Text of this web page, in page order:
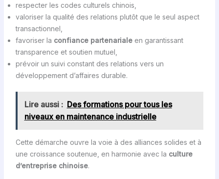
respecter les codes culturels chinois,
valoriser la qualité des relations plutôt que le seul aspect
transactionnel,
favoriser la confiance partenarialeen garantissant
transparence et soutien mutuel,
prévoir un suivi constant des relations vers un
développement d’affaires durable.
Lire aussi : Des formations pour tous les
niveaux en maintenance industrielle
Cette démarche ouvre la voie à des alliances solides et à
une croissance soutenue, en harmonie avec la culture
d’entreprise chinoise.